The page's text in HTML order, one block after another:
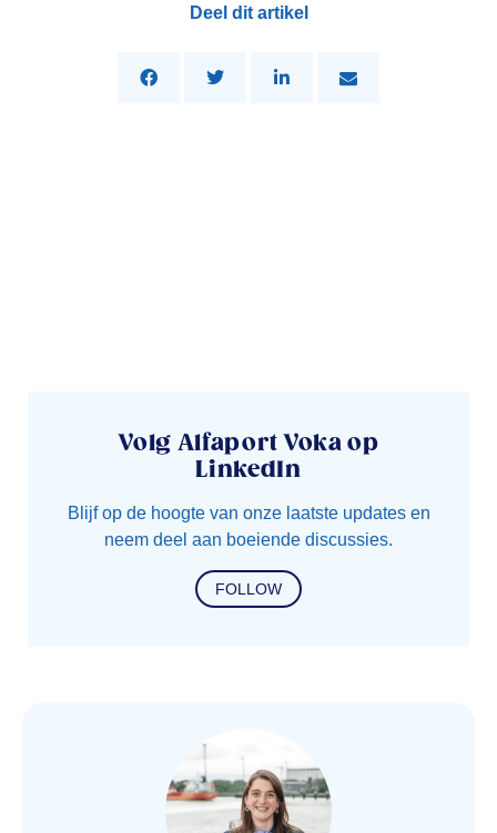
Deel dit artikel
Volg Alfaport Voka op
LinkedIn
Blijf op de hoogte van onze laatste updates en
neem deel aan boeiende discussies.
FOLLOW